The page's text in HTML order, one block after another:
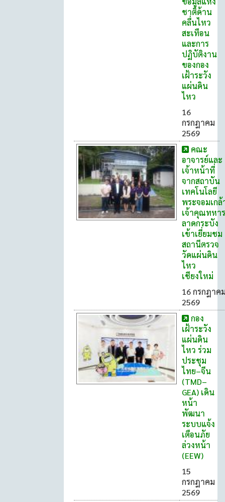
ชาติด้าน
คลื่นไหว
สะเทือน
และการ
ปฏิบัติงาน
ของกอง
เฝ้าระวัง
แผ่นดิน
ไหว
16
กรกฎาคม
2569
คณะ
อาจารย์และ
เจ้าหน้าที่
จากสถาบัน
เทคโนโลยี
พระจอมเกล้
เจ้าคุณทหาร
ลาดกระบัง
เข้าเยี่ยมชม
สถานีตรวจ
วัดแผ่นดิน
ไหว
เชียงใหม่
16 กรกฎาค
2569
กอง
เฝ้าระวัง
แผ่นดิน
ไหว ร่วม
ประชุม
ไทย–จีน
(TMD–
GEA) เดิน
หน้า
พัฒนา
ระบบแจ้ง
เตือนภัย
ล่วงหน้า
(EEW)
15
กรกฎาคม
2569